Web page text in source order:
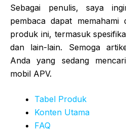
Sebagai penulis, saya
pembaca dapat memahami
produk ini, termasuk
dan lain-lain. Semoga
Anda yang sedang
mobil APV.
Tabel Produk
Konten Utama
FAQ